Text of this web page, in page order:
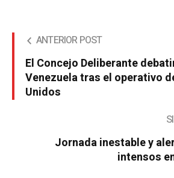
ANTERIOR POST
El Concejo Deliberante
Venezuela tras el operativo
Unidos
Jornada inestable y
intensos